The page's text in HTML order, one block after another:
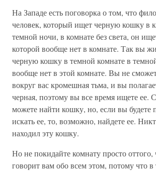
На Западе есть поговорка о том, что
человек, который ищет черную кошку в
темной ночи, в комнате без света, он
которой вообще нет в комнате. Так вы
черную кошку в темной комнате в
вообще нет в этой комнате. Вы не
вокруг вас кромешная тьма, и вы
черная, поэтому вы все время ищете ее.
можете найти кошку, но, если вы будете
искать ее, то, возможно, найдете ее.
находил эту кошку.
Но не покидайте комнату просто оттого,
говорит вам обо всем этом, потому что